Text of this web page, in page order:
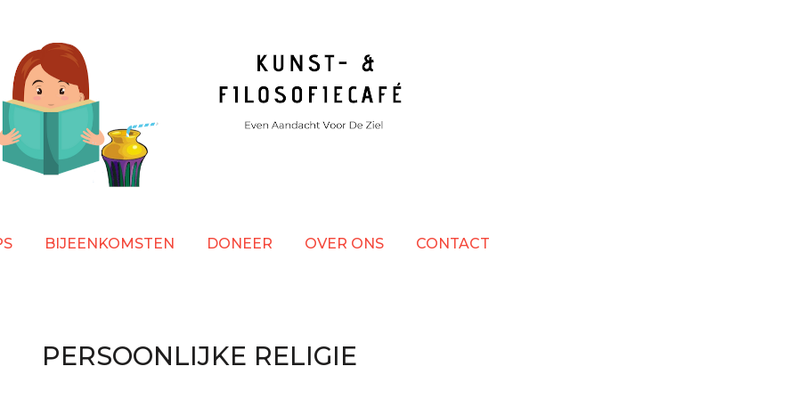
BIJEENKOMSTEN DONEER OVER ONS CONTACT
PERSOONLIJKE RELIGIE